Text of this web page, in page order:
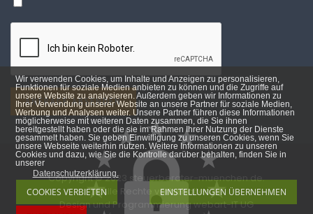
Wir verwenden Cookies, um Inhalte und Anzeigen zu personalisieren,
Funktionen für soziale Medien anbieten zu können und die Zugriffe auf
unsere Website zu analysieren. Außerdem geben wir Informationen zu
Ihrer Verwendung unserer Website an unsere Partner für soziale Medien,
Werbung und Analysen weiter. Unsere Partner führen diese Informationen
möglicherweise mit weiteren Daten zusammen, die Sie ihnen
bereitgestellt haben oder die sie im Rahmen Ihrer Nutzung der Dienste
gesammelt haben. Sie geben Einwilligung zu unseren Cookies, wenn Sie
unsere Webseite weiterhin nutzen. Weitere Informationen zu unseren
Cookies und dazu, wie Sie die Kontrolle darüber behalten, finden Sie in
unserer
Datenschutzerklärung.
COOKIES VERBIETEN EINSTELLUNGEN ÜBERNEHMEN
ANFRAGE ABSENDEN
Copyright © 2023 steuerberater-muenchen.de.
Alle Rechte vorbehalten.
Design und Programmierungwebart-IT UG